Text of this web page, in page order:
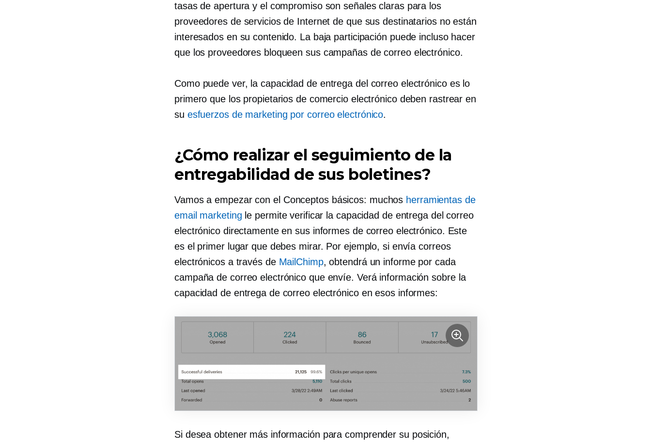
tasas de apertura y el compromiso son señales claras para los
proveedores de servicios de Internet de que sus destinatarios no están
interesados ​​en su contenido. La baja participación puede incluso hacer
que los proveedores bloqueen sus campañas de correo electrónico.
Como puede ver, la capacidad de entrega del correo electrónico es lo
primero que los propietarios de comercio electrónico deben rastrear en
su esfuerzos de marketing por correo electrónico.
¿Cómo realizar el seguimiento de la
entregabilidad de sus boletines?
Vamos a empezar con el Conceptos básicos: muchos herramientas de
email marketing le permite verificar la capacidad de entrega del correo
electrónico directamente en sus informes de correo electrónico. Este
es el primer lugar que debes mirar. Por ejemplo, si envía correos
electrónicos a través de MailChimp, obtendrá un informe por cada
campaña de correo electrónico que envíe. Verá información sobre la
capacidad de entrega de correo electrónico en esos informes:
Si desea obtener más información para comprender su posición,